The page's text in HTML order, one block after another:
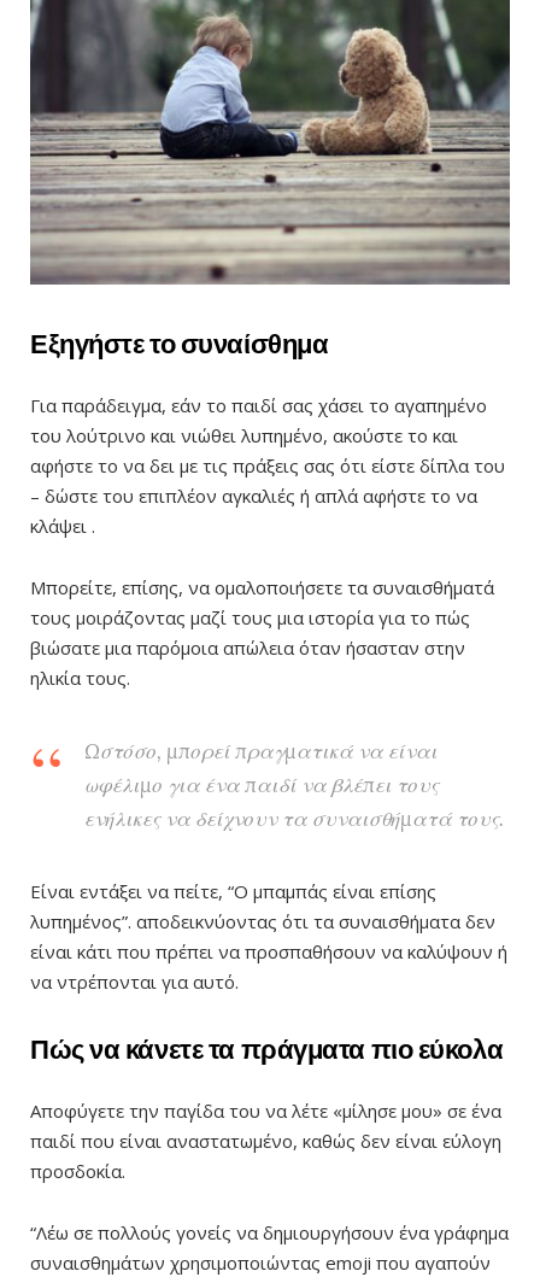
Εξηγήστε το συναίσθημα
Για παράδειγμα, εάν το παιδί σας χάσει το αγαπημένο
του λούτρινο και νιώθει λυπημένο, ακούστε το και
αφήστε το να δει με τις πράξεις σας ότι είστε δίπλα του
– δώστε του επιπλέον αγκαλιές ή απλά αφήστε το να
κλάψει .
Μπορείτε, επίσης, να ομαλοποιήσετε τα συναισθήματά
τους μοιράζοντας μαζί τους μια ιστορία για το πώς
βιώσατε μια παρόμοια απώλεια όταν ήσασταν στην
ηλικία τους.
Ωστόσο, μπορεί πραγματικά να είναι
ωφέλιμο για ένα παιδί να βλέπει τους
ενήλικες να δείχνουν τα συναισθήματά τους.
Είναι εντάξει να πείτε, “Ο μπαμπάς είναι επίσης
λυπημένος”. αποδεικνύοντας ότι τα συναισθήματα δεν
είναι κάτι που πρέπει να προσπαθήσουν να καλύψουν ή
να ντρέπονται για αυτό.
Πώς να κάνετε τα πράγματα πιο εύκολα
Αποφύγετε την παγίδα του να λέτε «μίλησε μου» σε ένα
παιδί που είναι αναστατωμένο, καθώς δεν είναι εύλογη
προσδοκία.
“Λέω σε πολλούς γονείς να δημιουργήσουν ένα γράφημα
συναισθημάτων χρησιμοποιώντας emoji που αγαπούν